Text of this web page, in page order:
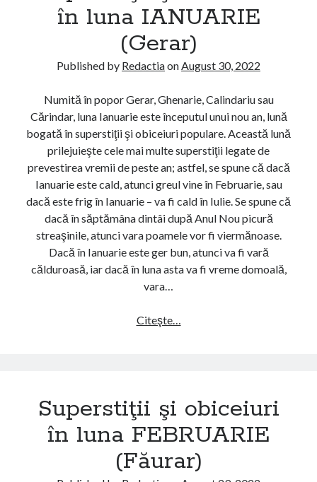
în luna IANUARIE
(Gerar)
Published by RedactiaonAugust 30, 2022
Numită în popor Gerar, Ghenarie, Calindariu sau
Cărindar, luna Ianuarie este începutul unui nou an, lună
bogată în superstiţii şi obiceiuri populare. Această lună
prilejuieşte cele mai multe superstiţii legate de
prevestirea vremii de peste an; astfel, se spune că dacă
Ianuarie este cald, atunci greul vine în Februarie, sau
dacă este frig în Ianuarie – va fi cald în Iulie. Se spune că
dacă în săptămâna dintâi după Anul Nou picură
streaşinile, atunci vara poamele vor fi viermănoase.
Dacă în Ianuarie este ger bun, atunci va fi vară
călduroasă, iar dacă în luna asta va fi vreme domoală,
vara…
Citeşte…
s
i
ţ
i
Superstiţii şi obiceiuri
în luna FEBRUARIE
(Făurar)